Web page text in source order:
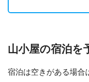
山小屋の宿泊を
宿泊は空きがある場合